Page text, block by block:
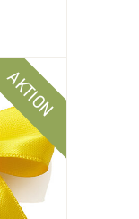
AKTION